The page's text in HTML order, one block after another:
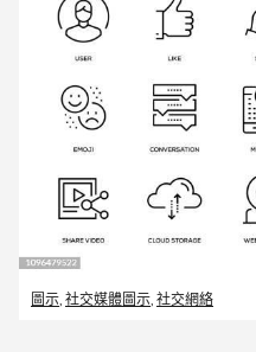
圖示, 社交媒體圖示, 社交網絡